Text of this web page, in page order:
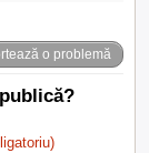
o problemă